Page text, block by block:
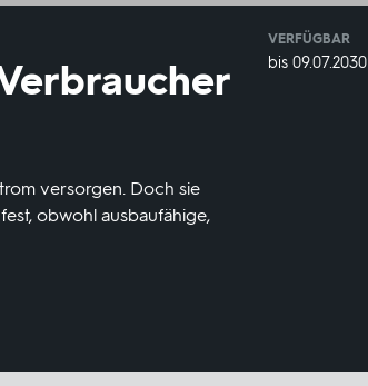
versorgen. Doch sie
obwohl ausbaufähige,
VERFÜGBAR
weltweit
VERFÜGBAR
bis 09.07.2030